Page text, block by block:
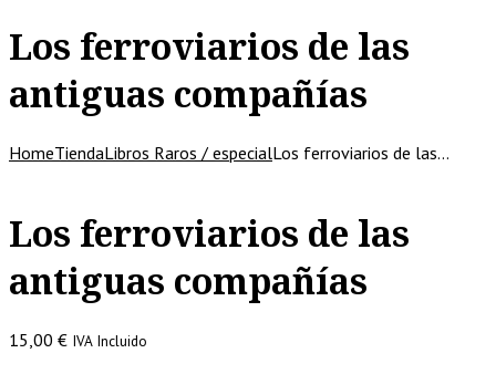
Los ferroviarios de las
antiguas compañías
HomeTiendaLibros Raros / especialLos ferroviarios de las…
Los ferroviarios de las
antiguas compañías
15,00 € IVA Incluido